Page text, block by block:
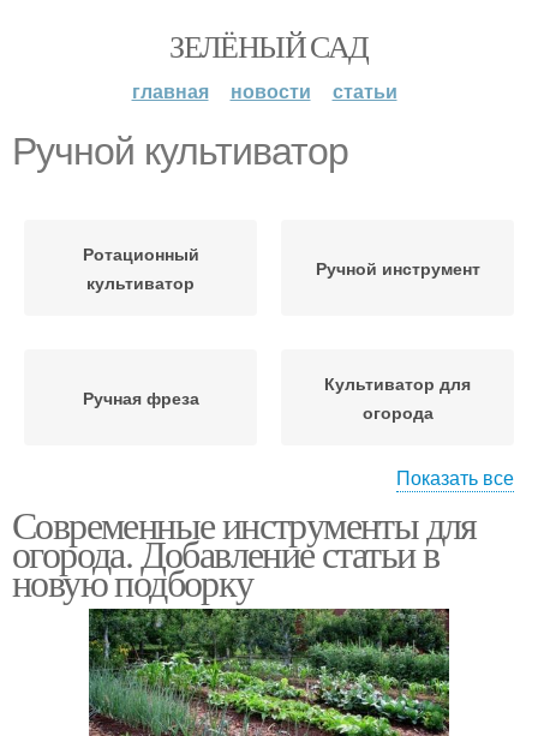
ЗЕЛЁНЫЙ САД
главная новости статьи
Ручной культиватор
Ротационный
культиватор
Ручной инструмент
Ручная фреза
Культиватор для
огорода
Ручной тип
Показать все
Современные инструменты для
огорода. Добавление статьи в
новую подборку